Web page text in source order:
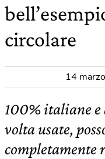
circolare
14
100% italiane
volta usate,
completamente